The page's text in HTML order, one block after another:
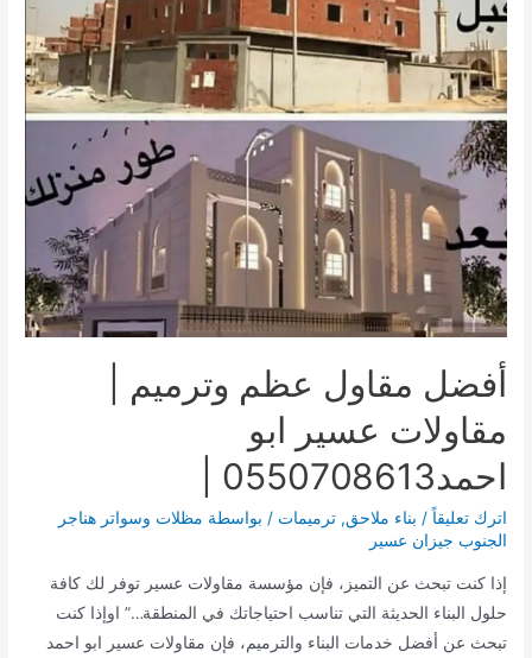
ابها
وخميس
مشيط
محايل
بافضل
سعر
أفضل مقاول عظم وترميم |
مقاولات عسير ابو
احمد0550708613 |
اترك تعليقاً / بناء ملاحق,ترميمات / بواسطة مظلات وسواتر هناجر
الجنوب جيزان عسير
إذا كنت تبحث عن التميز، فإن مؤسسة مقاولات عسير توفر لك كافة
حلول البناء الحديثة التي تناسب احتياجاتك في المنطقة…” اوإذا كنت
تبحث عن أفضل خدمات البناء والترميم، فإن مقاولات عسير ابو احمد